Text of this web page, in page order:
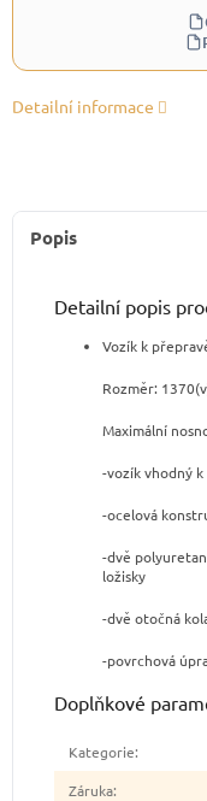
Detailní informace
Popis
Detailní popis
Vozík k
Rozměr:
Maximální
-vozík vhodný
-ocelová
-dvě
ložisky
-dvě otočná
-povrchová
Doplňkové
Kategorie:
Záruka: